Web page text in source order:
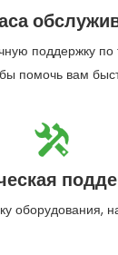
поддержку
помочь вам

оборудования,